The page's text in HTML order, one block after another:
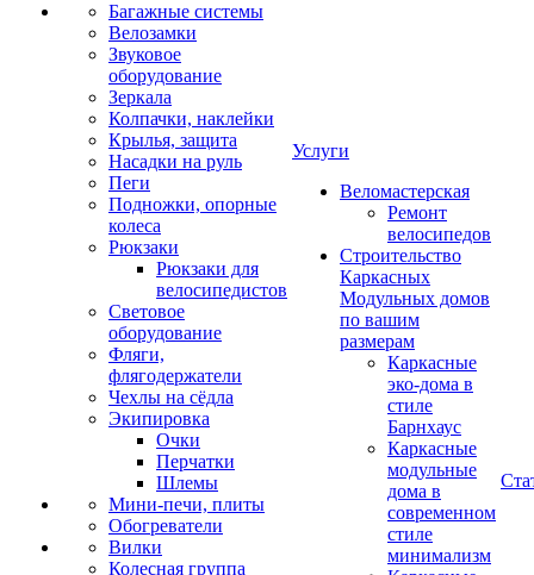
Багажные системы
Велозамки
Звуковое
оборудование
Зеркала
Колпачки, наклейки
Крылья, защита
Насадки на руль
Пеги
Подножки, опорные
колеса
Рюкзаки
Рюкзаки для
велосипедистов
Световое
оборудование
Фляги,
флягодержатели
Чехлы на сёдла
Экипировка
Очки
Перчатки
Шлемы
Мини-печи, плиты
Обогреватели
Вилки
Колесная группа
Услуги
Веломастерская
Ремонт
велосипедов
Строительство
Каркасных
Модульных домов
по вашим
размерам
Каркасные
эко-дома в
стиле
Барнхаус
Каркасные
модульные
дома в
современном
стиле
минимализм